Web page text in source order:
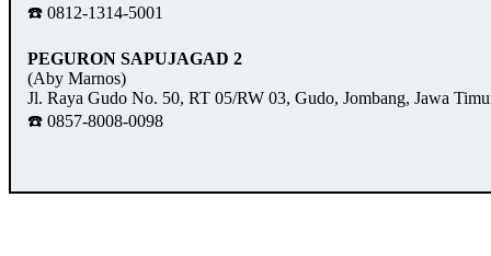
☎️ 0812-1314-5001
PEGURON SAPUJAGAD 2
(Aby Marnos)
Jl. Raya Gudo No. 50, RT 05/RW 03, Gudo, Jombang, Jawa
☎️ 0857-8008-0098